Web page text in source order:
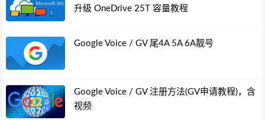
升级 OneDrive 25T 容量教程
Google Voice / GV 尾4A 5A 6A靓号
Google Voice / GV 注册方法(GV申请教程)，含
视频